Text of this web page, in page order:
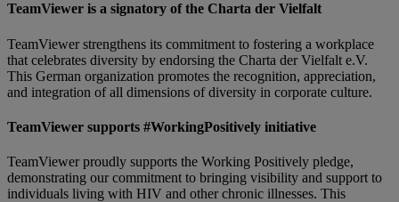
TeamViewer is a signatory of the Charta der Vielfalt
TeamViewer strengthens its commitment to fostering a workplace
that celebrates diversity by endorsing the Charta der Vielfalt e.V.
This German organization promotes the recognition, appreciation,
and integration of all dimensions of diversity in corporate culture.
TeamViewer supports #WorkingPositively initiative
TeamViewer proudly supports the Working Positively pledge,
demonstrating our commitment to bringing visibility and support to
individuals living with HIV and other chronic illnesses. This